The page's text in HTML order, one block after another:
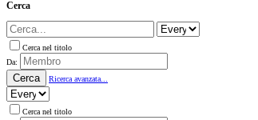
Cerca
Cerca nel titolo
Da:
Cerca Ricerca avanzata...
Cerca nel titolo